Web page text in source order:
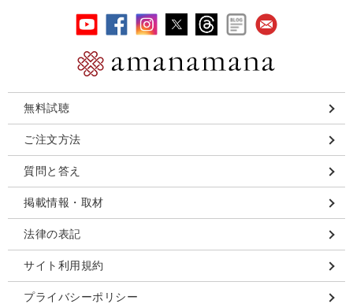
無料試聴
ご注文方法
質問と答え
掲載情報・取材
法律の表記
サイト利用規約
プライバシーポリシー